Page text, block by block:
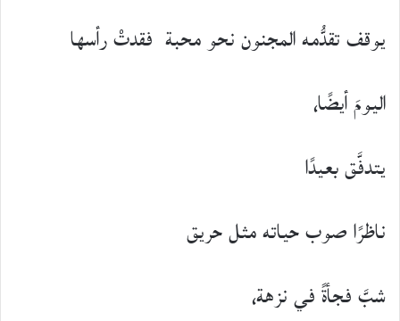
يوقف تقدُّمه المجنون نحو محبة فقدتْ رأسها
اليومَ أيضًا،
يتدفَّق بعيدًا
ناظرًا صوب حياته مثل حريق
شبَّ فجأةً في نزهة،